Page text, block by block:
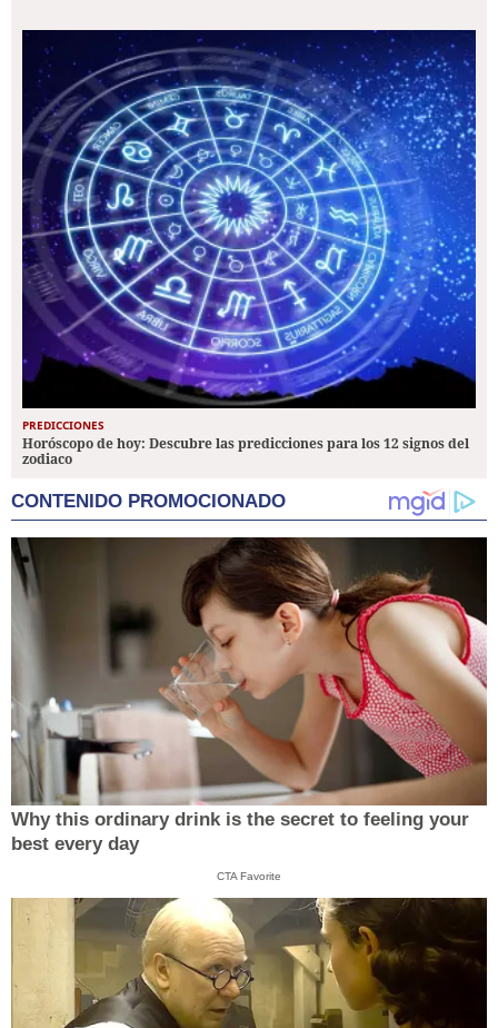
PREDICCIONES
Horóscopo de hoy: Descubre las predicciones para los 12 signos del
zodiaco
CONTENIDO PROMOCIONADO
Why this ordinary drink is the secret to feeling your
best every day
CTA Favorite